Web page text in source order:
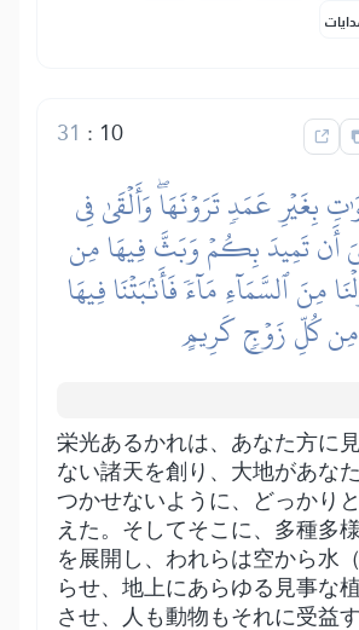
10
:
31
بِغَيۡرِ عَمَدٖ تَرَوۡنَهَاۖ وَأَلۡقَىٰ فِي
أَن تَمِيدَ بِكُمۡ وَبَثَّ فِيهَا مِن
مِنَ ٱلسَّمَآءِ مَآءٗ فَأَنۢبَتۡنَا فِيهَا
مِن كُلِّ زَوۡجٖ كَرِيمٍ
栄光あるかれは、あなた方に
ない諸天を創り、大地があな
つかせないように、どっかり
えた。そしてそこに、多種多
を展開し、われらは空から水
らせ、地上にあらゆる見事な
させ、人も動物もそれに受益す